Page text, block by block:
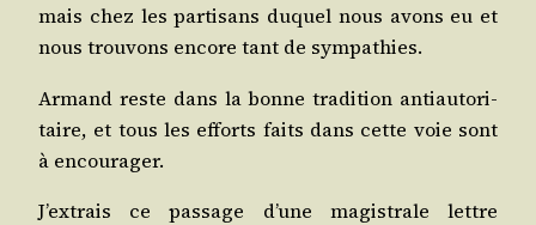
mais chez les par­ti­sans duquel nous avons eu et
nous trou­vons encore tant de sympathies.
Armand reste dans la bonne tra­di­tion anti­au­to­ri­
taire, et tous les efforts faits dans cette voie sont
à encourager.
J’extrais ce pas­sage d’une magis­trale lettre